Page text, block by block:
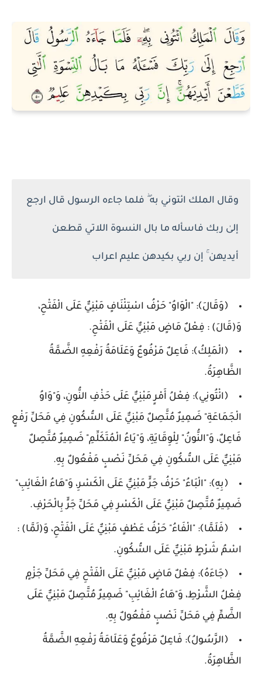
وقال الملك ائتوني به ۖ فلما جاءه الرسول قال ارجع
إلىٰ ربك فاسأله ما بال النسوة اللاتي قطعن
أيديهن ۚ إن ربي بكيدهن عليم اعراب
﴿وَقَالَ﴾: "الْوَاوُ" حَرْفُ اسْتِئْنَافٍ مَبْنِيٌّ عَلَى الْفَتْحِ،
وَ(قَالَ) : فِعْلٌ مَاضٍ مَبْنِيٌّ عَلَى الْفَتْحِ.
﴿الْمَلِكُ﴾: فَاعِلٌ مَرْفُوعٌ وَعَلَامَةُ رَفْعِهِ الضَّمَّةُ
الظَّاهِرَةُ.
﴿ائْتُونِي﴾: فِعْلُ أَمْرٍ مَبْنِيٌّ عَلَى حَذْفِ النُّونِ، وَ"وَاوُ
الْجَمَاعَةِ" ضَمِيرٌ مُتَّصِلٌ مَبْنِيٌّ عَلَى السُّكُونِ فِي مَحَلِّ رَفْعٍ
فَاعِلٌ، وَ"النُّونُ" لِلْوِقَايَةِ، وَ"يَاءُ الْمُتَكَلِّمِ" ضَمِيرٌ مُتَّصِلٌ
مَبْنِيٌّ عَلَى السُّكُونِ فِي مَحَلِّ نَصْبٍ مَفْعُولٌ بِهِ.
﴿بِهِ﴾: "الْبَاءُ" حَرْفُ جَرٍّ مَبْنِيٌّ عَلَى الْكَسْرِ، وَ"هَاءُ الْغَائِبِ"
ضَمِيرٌ مُتَّصِلٌ مَبْنِيٌّ عَلَى الْكَسْرِ فِي مَحَلِّ جَرٍّ بِالْحَرْفِ.
﴿فَلَمَّا﴾: "الْفَاءُ" حَرْفُ عَطْفٍ مَبْنِيٌّ عَلَى الْفَتْحِ، وَ(لَمَّا) :
اسْمُ شَرْطٍ مَبْنِيٌّ عَلَى السُّكُونِ.
﴿جَاءَهُ﴾: فِعْلٌ مَاضٍ مَبْنِيٌّ عَلَى الْفَتْحِ فِي مَحَلِّ جَزْمٍ
فِعْلُ الشَّرْطِ، وَ"هَاءُ الْغَائِبِ" ضَمِيرٌ مُتَّصِلٌ مَبْنِيٌّ عَلَى
الضَّمِّ فِي مَحَلِّ نَصْبٍ مَفْعُولٌ بِهِ.
﴿الرَّسُولُ﴾: فَاعِلٌ مَرْفُوعٌ وَعَلَامَةُ رَفْعِهِ الضَّمَّةُ
الظَّاهِرَةُ.